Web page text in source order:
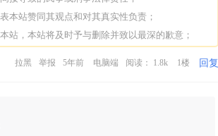
本站赞同其观点和对其真实性负责；
站，本站将及时予与删除并致以最深的歉意；
拉黑 举报 5年前 电脑端 阅读： 1.8k 1楼 回复